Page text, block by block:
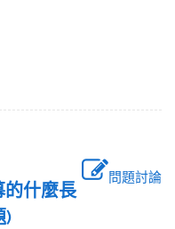
問題討論
的什麼長
)